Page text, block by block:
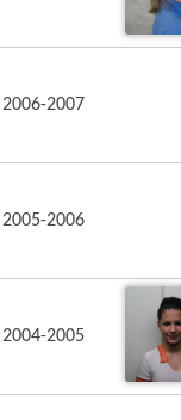
2006-2007
2005-2006
2004-2005